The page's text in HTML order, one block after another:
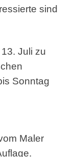
sind
Juli zu
Sonntag
Maler